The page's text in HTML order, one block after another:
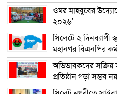
ওমর মাহবুবের
২০২৬’
সিলেটে ২ দিনব্যাপী
মহানগর বিএনপির
অভিভাবকদের সক্রিয়
প্রতিষ্ঠান গড়া